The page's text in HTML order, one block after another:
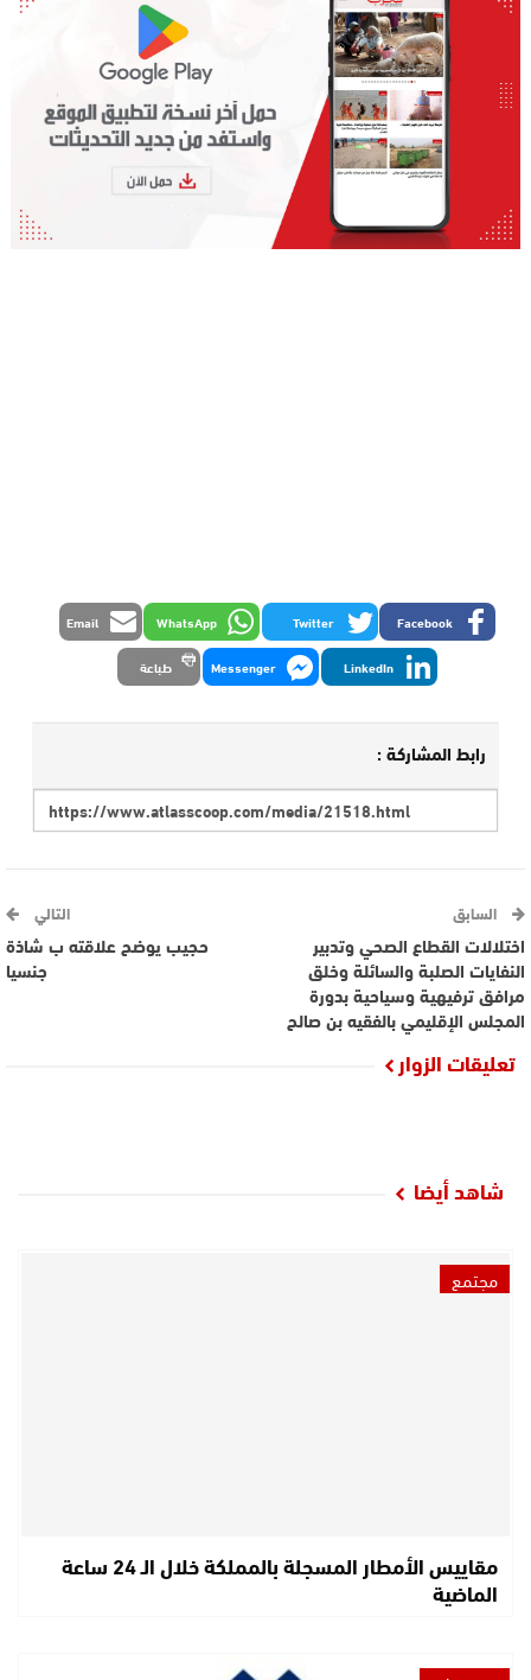
Facebook
Twitter
WhatsApp
Email
LinkedIn
Messenger طباعة
رابط المشاركة :
السابق
اختلالات القطاع الصحي وتدبير
النفايات الصلبة والسائلة وخلق
مرافق ترفيهية وسياحية بدورة
المجلس الإقليمي بالفقيه بن صالح
التالي
حجيب يوضح علاقته ب شاذة
جنسيا
تعليقات الزوار
شاهد أيضا
مجتمع
مقاييس الأمطار المسجلة بالمملكة خلال الـ 24 ساعة
الماضية